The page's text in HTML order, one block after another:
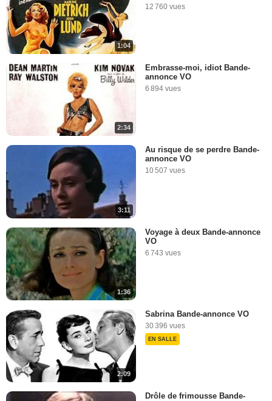
1:04
12 760 vues
2:34
Embrasse-moi, idiot Bande-
annonce VO
6 894 vues
3:11
Au risque de se perdre Bande-
annonce VO
10 507 vues
1:36
Voyage à deux Bande-annonce
VO
6 743 vues
2:09
Sabrina Bande-annonce VO
30 396 vues
EN SALLE
Drôle de frimousse Bande-